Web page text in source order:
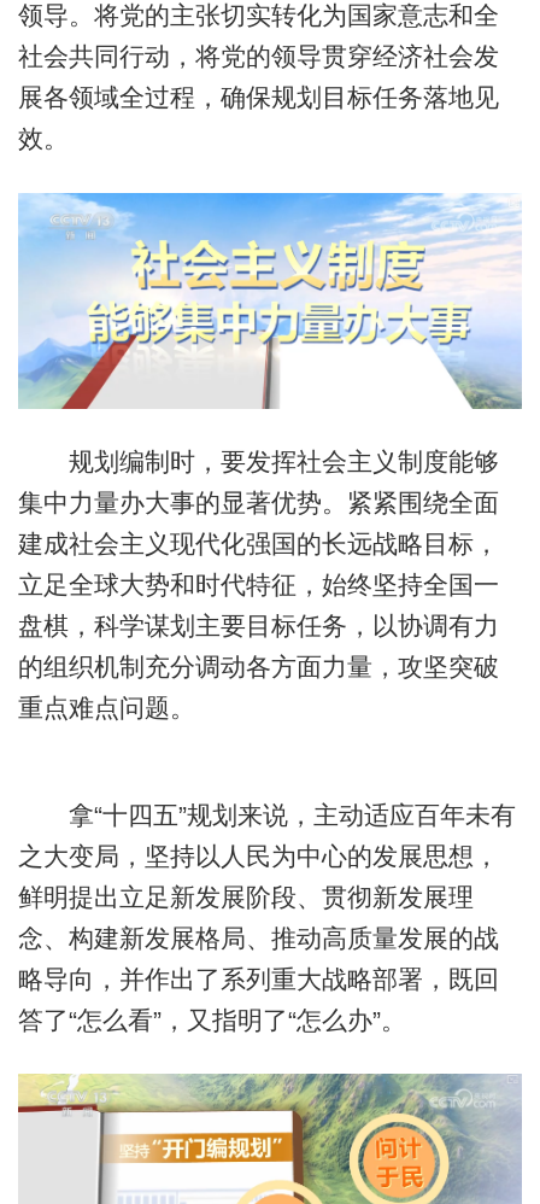
领导。将党的主张切实转化为国家意志和全
社会共同行动，将党的领导贯穿经济社会发
展各领域全过程，确保规划目标任务落地见
效。
规划编制时，要发挥社会主义制度能够
集中力量办大事的显著优势。紧紧围绕全面
建成社会主义现代化强国的长远战略目标，
立足全球大势和时代特征，始终坚持全国一
盘棋，科学谋划主要目标任务，以协调有力
的组织机制充分调动各方面力量，攻坚突破
重点难点问题。
拿“十四五”规划来说，主动适应百年未有
之大变局，坚持以人民为中心的发展思想，
鲜明提出立足新发展阶段、贯彻新发展理
念、构建新发展格局、推动高质量发展的战
略导向，并作出了系列重大战略部署，既回
答了“怎么看”，又指明了“怎么办”。